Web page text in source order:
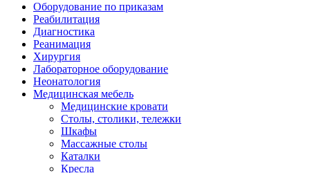
Оборудование по приказам
Реабилитация
Диагностика
Реанимация
Хирургия
Лабораторное оборудование
Неонатология
Медицинская мебель
Медицинские кровати
Столы, столики, тележки
Шкафы
Массажные столы
Каталки
Кресла